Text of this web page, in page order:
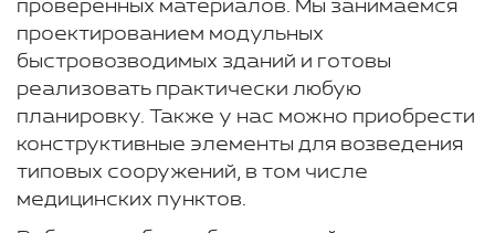
проверенных материалов. Мы занимаемся
проектированием модульных
быстровозводимых зданий и готовы
реализовать практически любую
планировку. Также у нас можно приобрести
конструктивные элементы для возведения
типовых сооружений, в том числе
медицинских пунктов.